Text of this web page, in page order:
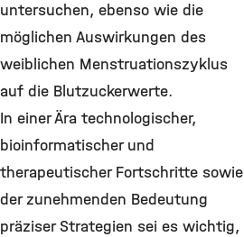
untersuchen, ebenso wie die
möglichen Auswirkungen des
weiblichen Menstruationszyklus
auf die Blutzuckerwerte.
In einer Ära technologischer,
bioinformatischer und
therapeutischer Fortschritte sowie
der zunehmenden Bedeutung
präziser Strategien sei es wichtig,